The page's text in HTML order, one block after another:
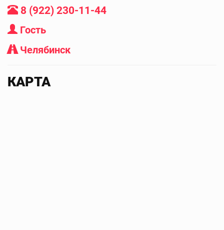
8 (922) 230-11-44
Гость
Челябинск
КАРТА